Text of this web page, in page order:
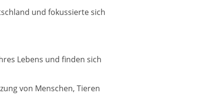
und fokussierte sich
Lebens und finden sich
von Menschen, Tieren